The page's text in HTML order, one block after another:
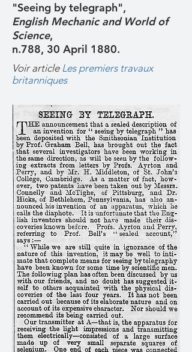
"Seeing by telegraph",
English Mechanic and World of
Science,
n.788, 30 April 1880.
Voir article Les premiers travaux
britanniques